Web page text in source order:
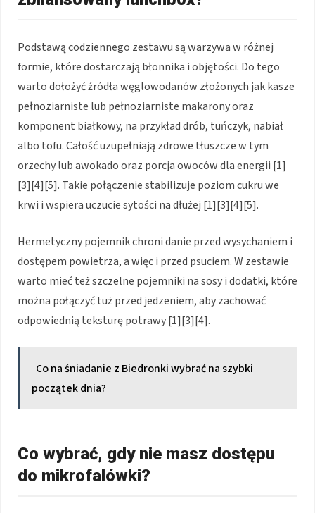
Podstawą codziennego zestawu są warzywa w różnej
formie, które dostarczają błonnika i objętości. Do tego
warto dołożyć źródła węglowodanów złożonych jak kasze
pełnoziarniste lub pełnoziarniste makarony oraz
komponent białkowy, na przykład drób, tuńczyk, nabiał
albo tofu. Całość uzupełniają zdrowe tłuszcze w tym
orzechy lub awokado oraz porcja owoców dla energii [1]
[3][4][5]. Takie połączenie stabilizuje poziom cukru we
krwi i wspiera uczucie sytości na dłużej [1][3][4][5].
Hermetyczny pojemnik chroni danie przed wysychaniem i
dostępem powietrza, a więc i przed psuciem. W zestawie
warto mieć też szczelne pojemniki na sosy i dodatki, które
można połączyć tuż przed jedzeniem, aby zachować
odpowiednią teksturę potrawy [1][3][4].
Co na śniadanie z Biedronki wybrać na szybki
początek dnia?
Co wybrać, gdy nie masz dostępu
do mikrofalówki?